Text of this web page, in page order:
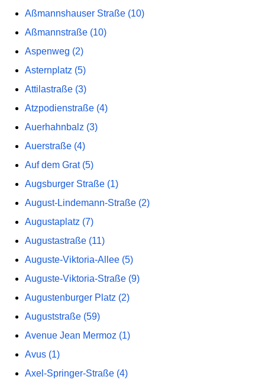
Aßmannshauser Straße (10)
Aßmannstraße (10)
Aspenweg (2)
Asternplatz (5)
Attilastraße (3)
Atzpodienstraße (4)
Auerhahnbalz (3)
Auerstraße (4)
Auf dem Grat (5)
Augsburger Straße (1)
August-Lindemann-Straße (2)
Augustaplatz (7)
Augustastraße (11)
Auguste-Viktoria-Allee (5)
Auguste-Viktoria-Straße (9)
Augustenburger Platz (2)
Auguststraße (59)
Avenue Jean Mermoz (1)
Avus (1)
Axel-Springer-Straße (4)